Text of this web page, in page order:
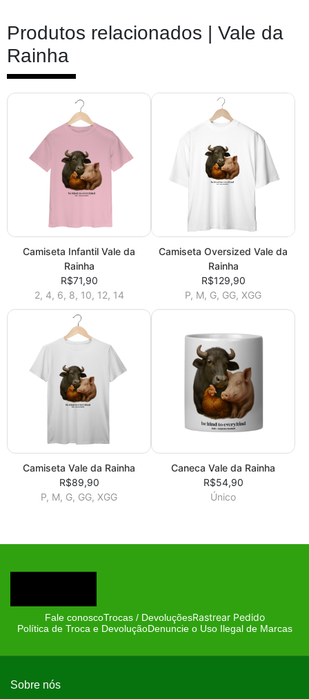
Produtos relacionados | Vale da
Rainha
Camiseta Infantil Vale da
Rainha
R$71,90
2, 4, 6, 8, 10, 12, 14
Camiseta Oversized Vale da
Rainha
R$129,90
P, M, G, GG, XGG
Camiseta Vale da Rainha
R$89,90
P, M, G, GG, XGG
Caneca Vale da Rainha
R$54,90
Único
Fale conoscoTrocas / DevoluçõesRastrear Pedido
Política de Troca e DevoluçãoDenuncie o Uso Ilegal de Marcas
Sobre nós